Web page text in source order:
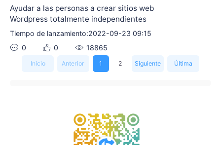
ólo puede comprimir imágenes de forma
eficaz, sino que también garantiza la cali
compartirlas más fácil y rápidamente.
Ayudar a las personas a crear sitios web
Wordpress totalmente independientes
Tiempo de lanzamiento:2022-09-23 09:15
0
0 18865
Inicio Anterior 1 2 Siguiente Última